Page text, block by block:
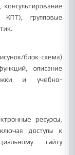
консультирование
КПТ), групповые
блок-схема)
описание
и учебно-
ресурсы,
доступы к
сайту